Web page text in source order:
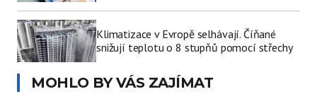
Klimatizace v Evropě selhávají. Číňané
snižují teplotu o 8 stupňů pomocí střechy
MOHLO BY VÁS ZAJÍMAT